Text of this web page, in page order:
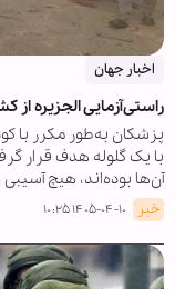
اخبار جهان
راستی‌آزمایی الجزیره
پزشکان به‌طور مکرر با
با یک گلوله هدف قرار
آن‌ها بوده‌اند، هیچ آسیبی
خبر ۱۴۰۵-۰۴-۱۰ ۱۰:۲۵